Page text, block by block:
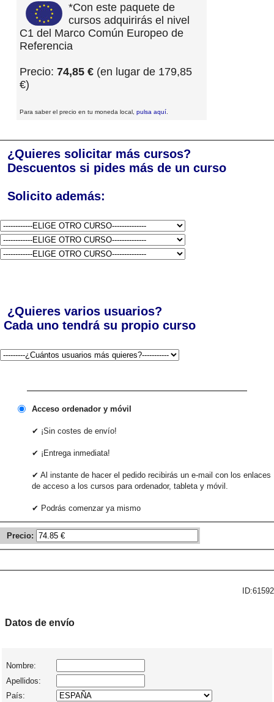
*Con este paquete de
cursos adquirirás el nivel
C1 del Marco Común Europeo de
Referencia
Precio: 74,85 € (en lugar de 179,85
€)
Para saber el precio en tu moneda local, pulsa aquí
¿Quieres solicitar más cursos?
Descuentos si pides más de un curso
Solicito además:
¿Quieres varios usuarios?
Cada uno tendrá su propio curso
Acceso ordenador y móvil
✔ ¡Sin costes de envío!
✔ ¡Entrega inmediata!
✔ Al instante de hacer el pedido recibirás un e-mail con los enlaces
de acceso a los cursos para ordenador, tableta y móvil.
✔ Podrás comenzar ya mismo
Precio:
ID:61592
Datos de envío
Nombre:
Apellidos:
País: